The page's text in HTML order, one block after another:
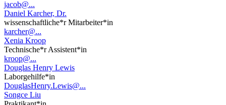
jacob@...
Daniel Karcher, Dr.
wissenschaftliche*r Mitarbeiter*in
karcher@...
Xenia Kroop
Technische*r Assistent*in
kroop@...
Douglas Henry Lewis
Laborgehilfe*in
DouglasHenry.Lewis@...
Songce Liu